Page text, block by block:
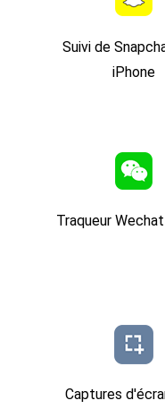
Suivi de
iPhone
Traqueur
Captures